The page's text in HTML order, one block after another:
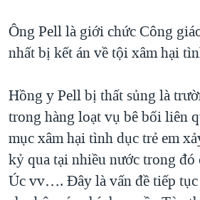
Ông Pell là giới chức Công
nhất bị kết án về tội xâm hại
Hồng y Pell bị thất sủng là
trong hàng loạt vụ bê bối liên
mục xâm hại tình dục trẻ em
kỷ qua tại nhiều nước trong
Úc vv…. Đây là vấn đề tiếp